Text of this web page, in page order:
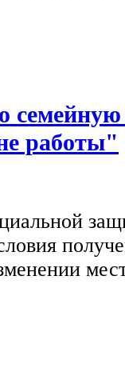
работы"